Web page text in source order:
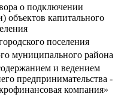
о подключении
объектов капитального
поселения
муниципального района
и ведением
предпринимательства -
компания»